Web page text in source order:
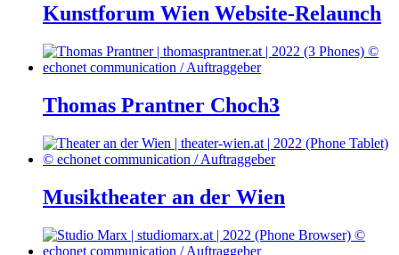
Kunstforum Wien Website-Relaunch
Thomas Prantner Choch3
Musiktheater an der Wien